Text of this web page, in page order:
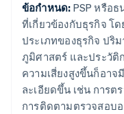
ข้อกำหนด: PSP หรือ
ที่เกี่ยวข้องกับธุรกิจ โ
ประเภทของธุรกิจ ปริ
ภูมิศาสตร์ และประวั
ความเสี่ยงสูงขึ้นก็อา
ละเอียดขึ้น เช่น การ
การติดตามตรวจสอบอ